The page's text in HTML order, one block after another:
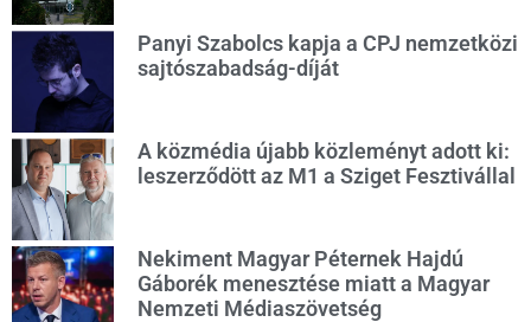
Panyi Szabolcs kapja a CPJ nemzetközi
sajtószabadság-díját
A közmédia újabb közleményt adott ki:
leszerződött az M1 a Sziget Fesztivállal
Nekiment Magyar Péternek Hajdú
Gáborék menesztése miatt a Magyar
Nemzeti Médiaszövetség